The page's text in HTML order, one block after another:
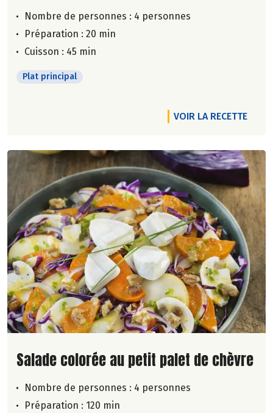
Nombre de personnes : 4 personnes
Préparation : 20 min
Cuisson : 45 min
Plat principal
VOIR LA RECETTE
Lire la suite de la recette
Salade colorée au petit palet de chèvre
Nombre de personnes : 4 personnes
Préparation : 120 min